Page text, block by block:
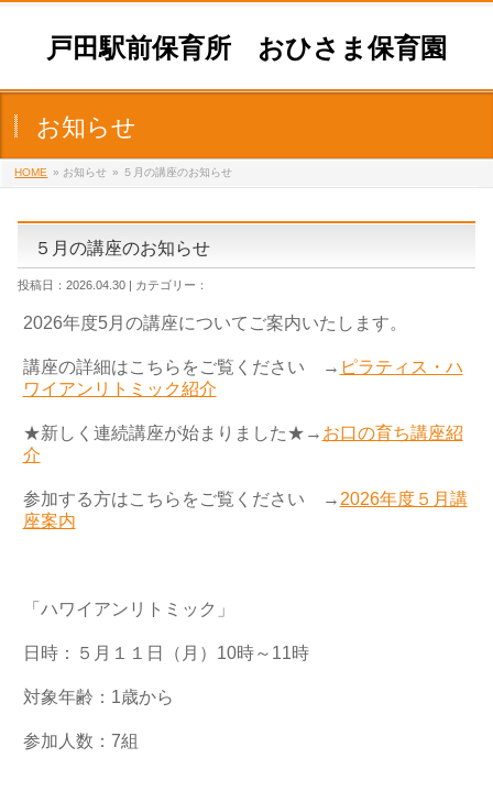
戸田駅前保育所 おひさま保育園
お知らせ
HOME » お知らせ » ５月の講座のお知らせ
５月の講座のお知らせ
投稿日：2026.04.30 | カテゴリー：
2026年度5月の講座についてご案内いたします。
講座の詳細はこちらをご覧ください → ピラティス・ハ
ワイアンリトミック紹介
★新しく連続講座が始まりました★→ お口の育ち講座紹
介
参加する方はこちらをご覧ください → 2026年度５月講
座案内
「ハワイアンリトミック」
日時：５月１１日（月）10時～11時
対象年齢：1歳から
参加人数：7組